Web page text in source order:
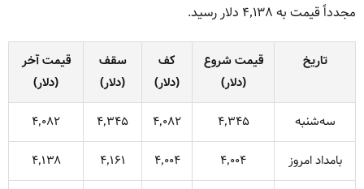
مجدداً قیمت به ۴٬۱۳۸ دلار رسید.
تاریخ
قیمت شروع
(دلار)
کف
(دلار)
سقف
(دلار)
قیمت آخر
(دلار)
سه‌شنبه
۴٬۳۴۵ ۴٬۰۸۲ ۴٬۳۴۵
۴٬۰۸۲
بامداد امروز
۴٬۰۰۴ ۴٬۰۰۴ ۴٬۱۶۱
۴٬۱۳۸